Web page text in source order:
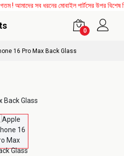
আমাদের সব ধরনের মোবাইল পার্টসের উপর
0
16 Pro Max Back Glass